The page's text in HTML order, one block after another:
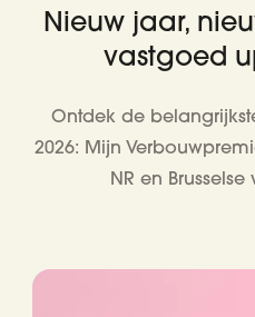
Nieuw jaar,
vastgoed
Ontdek de
2026: Mijn
NR en